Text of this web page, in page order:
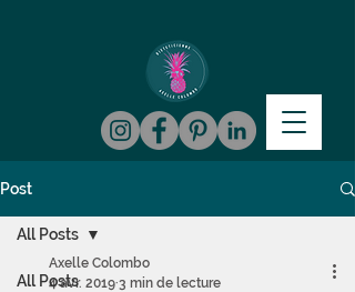
Post
All Posts
All Posts
Axelle Colombo
4 avr. 2019 3 min de lecture